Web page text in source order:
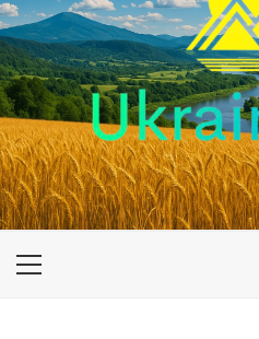
UKRAINE-IS
ПОДОРОЖI ПО УКРАЇНІ
Primary